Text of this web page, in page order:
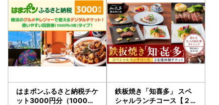
はまポンふるさと納税チケ
ット3000円分（1000円
鉄板焼き「知喜多」 スペ
シャルランチコース【２名